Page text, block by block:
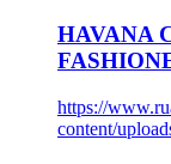
HAVANA
https://
content/